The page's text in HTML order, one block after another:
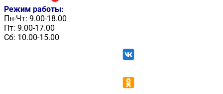
Режим работы:
Пн-Чт: 9.00-18.00
Пт: 9.00-17.00
Сб: 10.00-15.00